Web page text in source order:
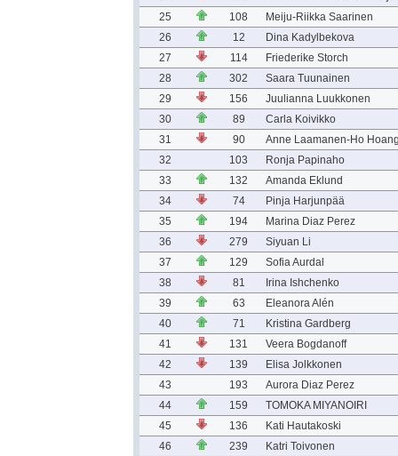
25
108
Meiju-Riikka Saarinen
26
12
Dina Kadylbekova
27
114
Friederike Storch
28
302
Saara Tuunainen
29
156
Juulianna Luukkonen
30
89
Carla Koivikko
31
90
Anne Laamanen-Ho
32
103
Ronja Papinaho
33
132
Amanda Eklund
34
74
Pinja Harjunpää
35
194
Marina Diaz Perez
36
279
Siyuan Li
37
129
Sofia Aurdal
38
81
Irina Ishchenko
39
63
Eleanora Alén
40
71
Kristina Gardberg
41
131
Veera Bogdanoff
42
139
Elisa Jolkkonen
43
193
Aurora Diaz Perez
44
159
TOMOKA MIYANOIRI
45
136
Kati Hautakoski
46
239
Katri Toivonen